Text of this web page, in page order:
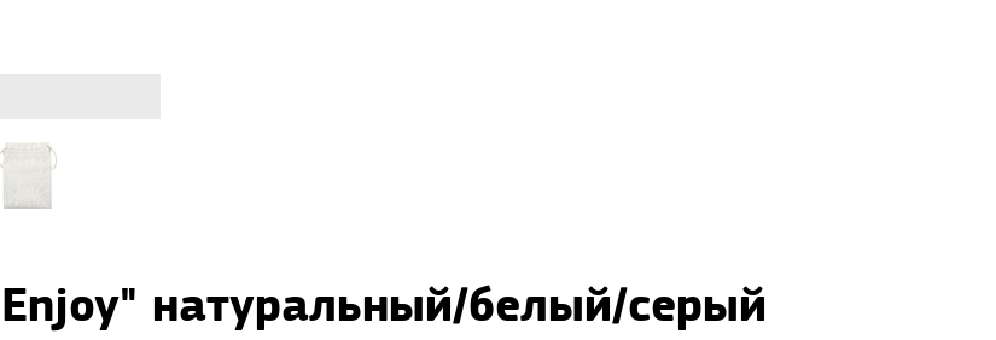
натуральный/белый/серый